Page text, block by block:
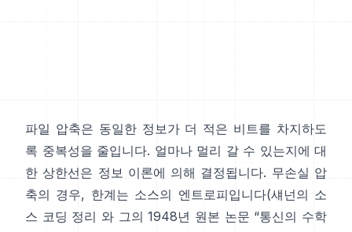
파일 압축은 동일한 정보가 더 적은 비트를 차지하도
록 중복성을 줄입니다. 얼마나 멀리 갈 수 있는지에 대
한 상한선은 정보 이론에 의해 결정됩니다. 무손실 압
축의 경우, 한계는 소스의 엔트로피입니다(섀넌의 소
스 코딩 정리 와 그의 1948년 원본 논문 “통신의 수학